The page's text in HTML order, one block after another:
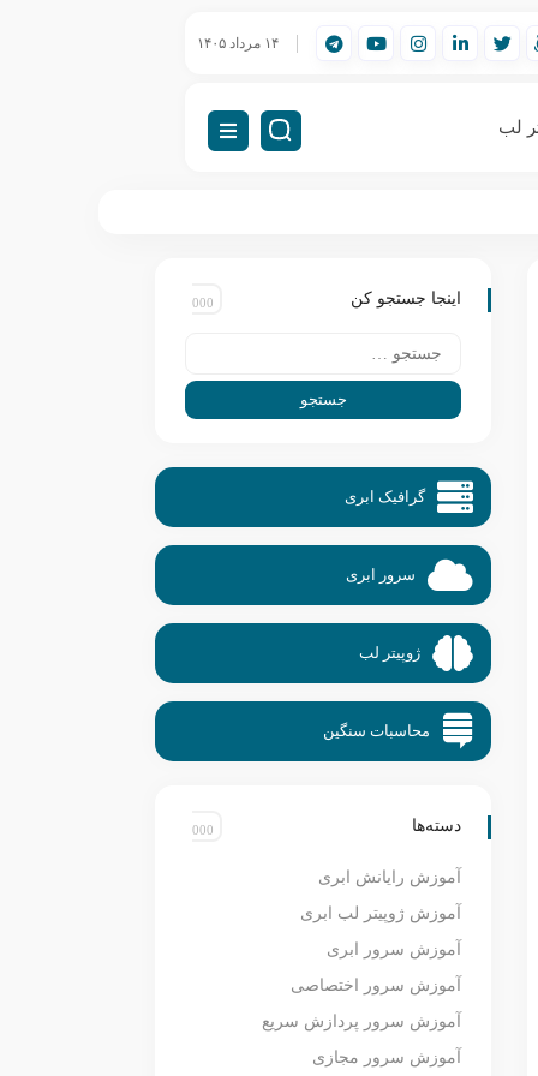
ورک‌استیشن مهندسی (Workstation) چیست؟ راه‌اندازی VDI (دسکتاپ مجازی) ۱۴ مرداد ۱۴۰۵
لب
اینجا جستجو کن
گرافیک ابری
سرور ابری
ژوپیتر لب
محاسبات سنگین
دسته‌ها
آموزش رایانش ابری
آموزش ژوپیتر لب ابری
آموزش سرور ابری
آموزش سرور اختصاصی
آموزش سرور پردازش سریع
آموزش سرور مجازی